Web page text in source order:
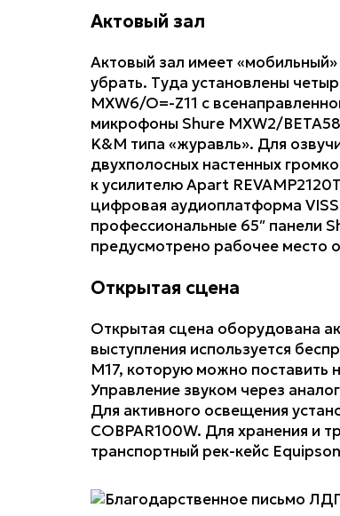
Актовый зал
Актовый зал имеет
убрать. Туда установлены
MXW6/O=-Z11 с
микрофоны Shure MXW2/
K&M типа «журавль». Для
двухполосных настенных
к усилителю Apart
цифровая аудиоплатформа
профессиональные 65″ панели
предусмотрено рабочее место
Открытая сцена
Открытая сцена оборудована
выступления используется
M17, которую можно поставить
Управление звуком через
Для активного освещения
COBPAR100W. Для хранения и
транспортный рек-кейс